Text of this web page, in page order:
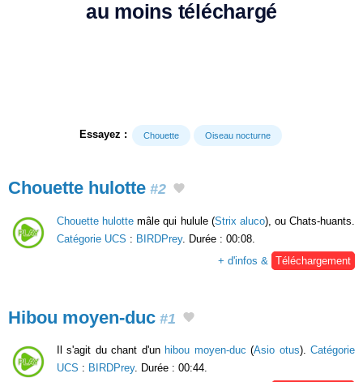
au moins téléchargé
Essayez : Chouette Oiseau nocturne
Chouette hulotte #2
Chouette hulotte mâle qui hulule (Strix aluco), ou Chats-huants.
Catégorie UCS : BIRDPrey. Durée : 00:08.
+ d'infos &
Téléchargement
Hibou moyen-duc #1
Il s'agit du chant d'un hibou moyen-duc (Asio otus).Catégorie
UCS : BIRDPrey. Durée : 00:44.